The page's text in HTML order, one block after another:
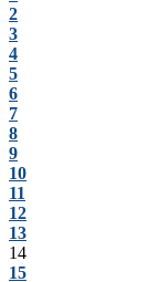
2
3
4
5
6
7
8
9
10
11
12
13
14
15